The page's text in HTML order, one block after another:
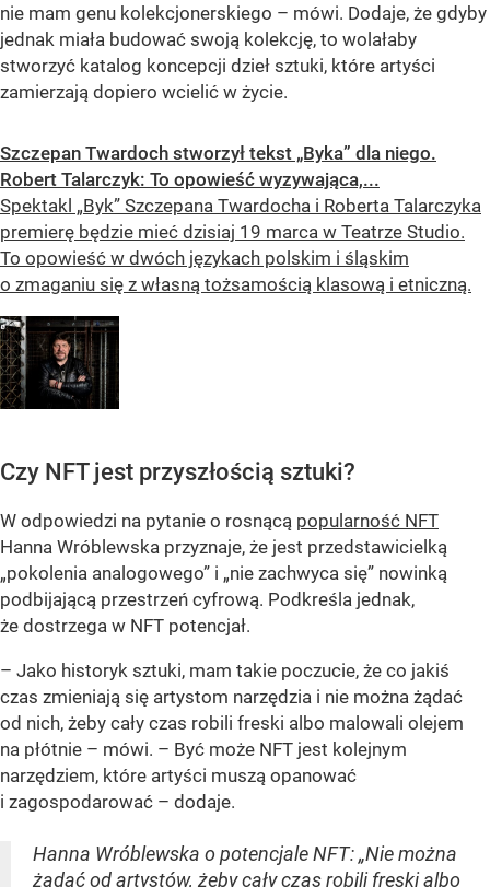
nie mam genu kolekcjonerskiego – mówi. Dodaje, że gdyby
jednak miała budować swoją kolekcję, to wolałaby
stworzyć katalog koncepcji dzieł sztuki, które artyści
zamierzają dopiero wcielić w życie.
Szczepan Twardoch stworzył tekst „Byka” dla niego.
Robert Talarczyk: To opowieść wyzywająca,...
Spektakl „Byk” Szczepana Twardocha i Roberta Talarczyka
premierę będzie mieć dzisiaj 19 marca w Teatrze Studio.
To opowieść w dwóch językach polskim i śląskim
o zmaganiu się z własną tożsamością klasową i etniczną.
Czy NFT jest przyszłością sztuki?
W odpowiedzi na pytanie o rosnącą popularność NFT
Hanna Wróblewska przyznaje, że jest przedstawicielką
„pokolenia analogowego” i „nie zachwyca się” nowinką
podbijającą przestrzeń cyfrową. Podkreśla jednak,
że dostrzega w NFT potencjał.
– Jako historyk sztuki, mam takie poczucie, że co jakiś
czas zmieniają się artystom narzędzia i nie można żądać
od nich, żeby cały czas robili freski albo malowali olejem
na płótnie – mówi. – Być może NFT jest kolejnym
narzędziem, które artyści muszą opanować
i zagospodarować – dodaje.
Hanna Wróblewska o potencjale NFT: „Nie można
żądać od artystów, żeby cały czas robili freski albo